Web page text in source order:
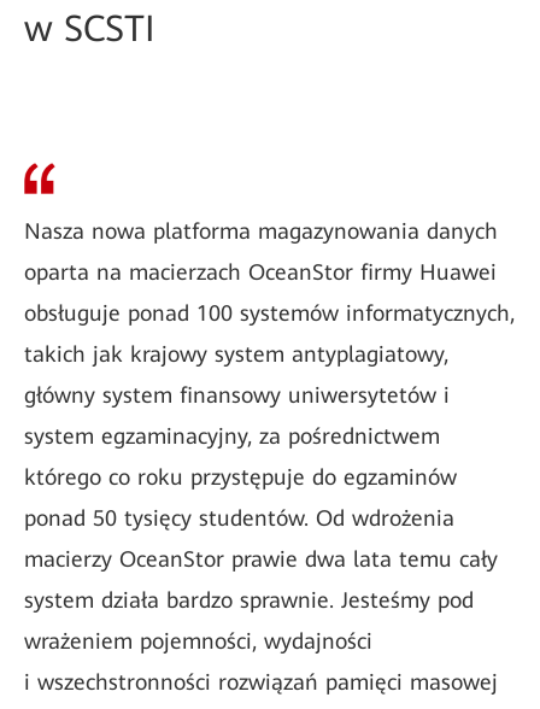
w SCSTI
Nasza nowa platforma magazynowania danych
oparta na macierzach OceanStor firmy Huawei
obsługuje ponad 100 systemów informatycznych,
takich jak krajowy system antyplagiatowy,
główny system finansowy uniwersytetów i
system egzaminacyjny, za pośrednictwem
którego co roku przystępuje do egzaminów
ponad 50 tysięcy studentów. Od wdrożenia
macierzy OceanStor prawie dwa lata temu cały
system działa bardzo sprawnie. Jesteśmy pod
wrażeniem pojemności, wydajności
i wszechstronności rozwiązań pamięci masowej